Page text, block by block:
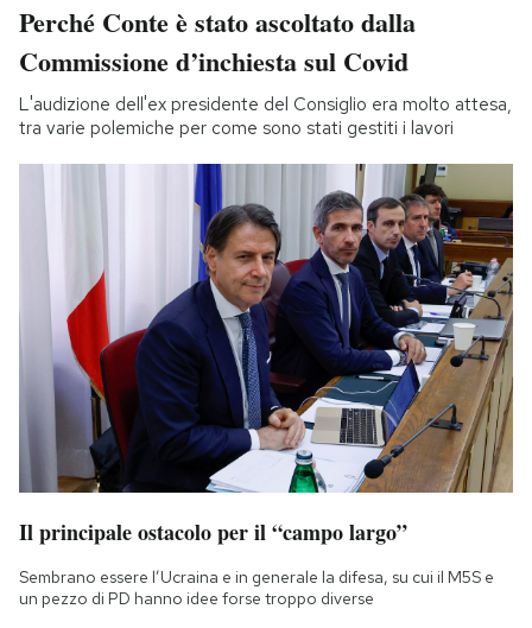
Perché Conte è stato ascoltato dalla
Commissione d’inchiesta sul Covid
L'audizione dell'ex presidente del Consiglio era molto attesa,
tra varie polemiche per come sono stati gestiti i lavori
Il principale ostacolo per il “campo largo”
Sembrano essere l’Ucraina e in generale la difesa, su cui il M5S e
un pezzo di PD hanno idee forse troppo diverse